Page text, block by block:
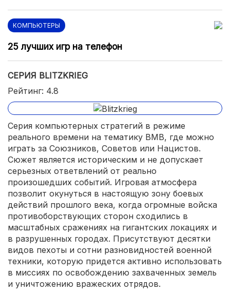
КОМПЬЮТЕРЫ
25 лучших игр на телефон
СЕРИЯ BLITZKRIEG
Рейтинг: 4.8
Серия компьютерных стратегий в режиме
реального времени на тематику ВМВ, где можно
играть за Союзников, Советов или Нацистов.
Сюжет является историческим и не допускает
серьезных ответвлений от реально
произошедших событий. Игровая атмосфера
позволит окунуться в настоящую зону боевых
действий прошлого века, когда огромные войска
противоборствующих сторон сходились в
масштабных сражениях на гигантских локациях и
в разрушенных городах. Присутствуют десятки
видов пехоты и сотни разновидностей военной
техники, которую придется активно использовать
в миссиях по освобождению захваченных земель
и уничтожению вражеских отрядов.